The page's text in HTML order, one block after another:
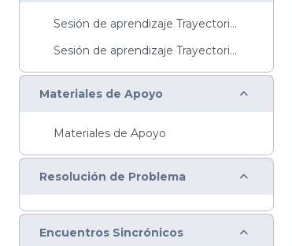
Sesión de aprendizaje Trayectoria Inte...
Sesión de aprendizaje Trayectoria Avanzada ...
Materiales de Apoyo Colapsar
Materiales de Apoyo
Resolución de Problema Colapsar
Encuentros Sincrónicos Colapsar